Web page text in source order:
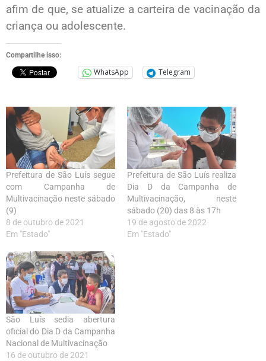
afim de que, se atualize a carteira de vacinação da
criança ou adolescente.
Compartilhe isso:
WhatsApp Telegram
Prefeitura de São Luís segue
com Campanha de
Multivacinação neste sábado
(9)
8 de outubro de 2021
Em "Estado"
Prefeitura de São Luís realiza
Dia D da Campanha de
Multivacinação, neste
sábado (20) das 8 às 17h
19 de agosto de 2022
Em "Estado"
São Luís sedia abertura
oficial do Dia D da Campanha
Nacional de Multivacinação
16 de outubro de 2021